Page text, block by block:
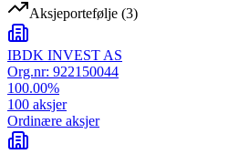
Aksjeportefølje (3)
IBDK INVEST AS
Org.nr: 922150044
100.00%
100 aksjer
Ordinære aksjer